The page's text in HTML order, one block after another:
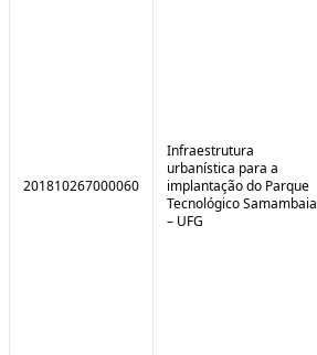
201810267000060
Infraestrutura
urbanística para a
implantação do Parque
Tecnológico Samambaia
– UFG